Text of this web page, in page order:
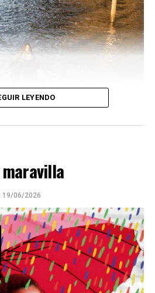
☝️viene con doble tapa, que
chamuyo, a remarla.
LEYENDO
19/06/2026